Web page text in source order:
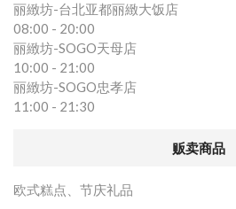
丽緻坊-台北亚都丽緻大饭店
08:00 - 20:00
丽緻坊-SOGO天母店
10:00 - 21:00
丽緻坊-SOGO忠孝店
11:00 - 21:30
贩卖商品
欧式糕点、节庆礼品